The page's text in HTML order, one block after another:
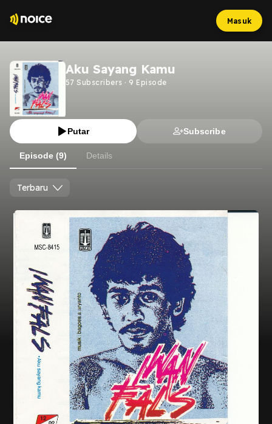
Masuk
Aku Sayang Kamu
57 Subscribers · 9 Episode
Putar Subscribe
Episode (9) Details
Terbaru